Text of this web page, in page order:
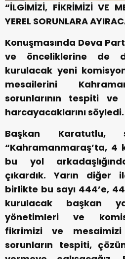
“İLGİMİZİ, FİKRİMİZİ VE
YEREL SORUNLARA
Konuşmasında Deva
ve önceliklerine de
kurulacak yeni
mesailerini
sorunlarının tespiti
harcayacaklarını söyledi.
Başkan Karatutlu,
“Kahramanmaraş’ta, 4
bu yol
çıkardık. Yarın diğer
birlikte bu sayı 444’e,
kurulacak başkan
yönetimleri ve
fikrimizi ve
sorunların tespiti,